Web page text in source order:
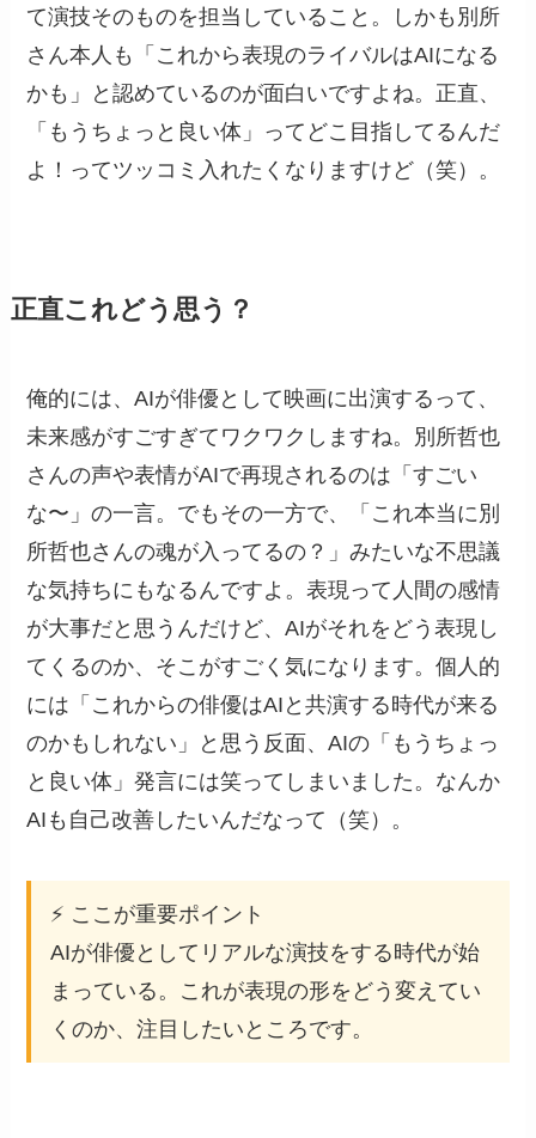
て演技そのものを担当していること。しかも別所
さん本人も「これから表現のライバルはAIになる
かも」と認めているのが面白いですよね。正直、
「もうちょっと良い体」ってどこ目指してるんだ
よ！ってツッコミ入れたくなりますけど（笑）。
正直これどう思う？
俺的には、AIが俳優として映画に出演するって、
未来感がすごすぎてワクワクしますね。別所哲也
さんの声や表情がAIで再現されるのは「すごい
な〜」の一言。でもその一方で、「これ本当に別
所哲也さんの魂が入ってるの？」みたいな不思議
な気持ちにもなるんですよ。表現って人間の感情
が大事だと思うんだけど、AIがそれをどう表現し
てくるのか、そこがすごく気になります。個人的
には「これからの俳優はAIと共演する時代が来る
のかもしれない」と思う反面、AIの「もうちょっ
と良い体」発言には笑ってしまいました。なんか
AIも自己改善したいんだなって（笑）。
⚡ ここが重要ポイント
AIが俳優としてリアルな演技をする時代が始
まっている。これが表現の形をどう変えてい
くのか、注目したいところです。